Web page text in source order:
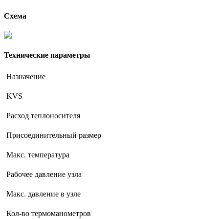
Схема
Технические параметры
Назначение
KVS
Расход теплоносителя
Присоединительный размер
Макс. температура
Рабочее давление узла
Макс. давление в узле
Кол-во термоманометров